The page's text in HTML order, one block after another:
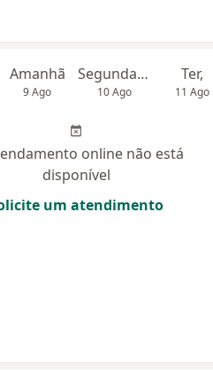
Amanhã
9 Ago
Segunda-feira
10 Ago
Ter,
11 Ago
online não está
disponível
um atendimento